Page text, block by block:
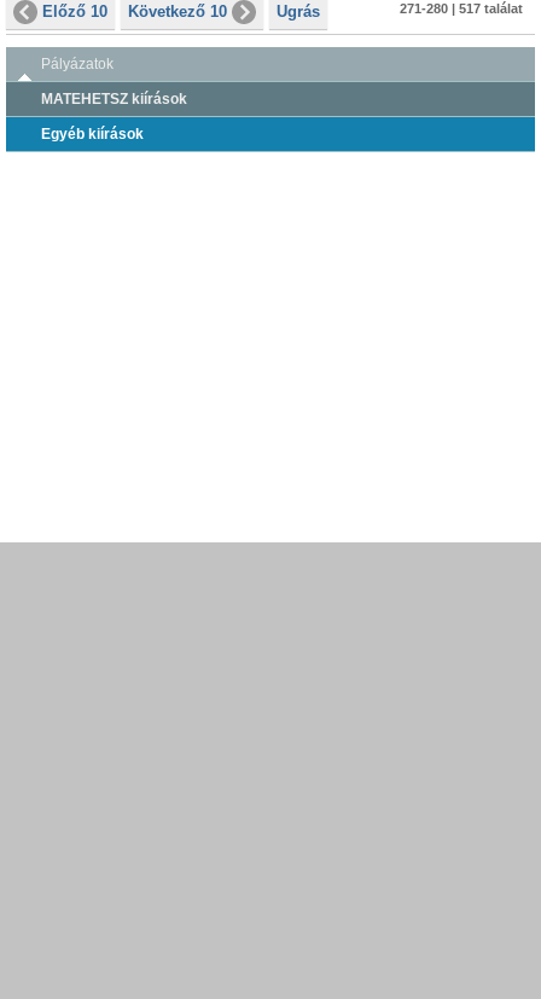
Előző 10 Következő 10 Ugrás 271-280 | 517 találat
Pályázatok
MATEHETSZ kiírások
Egyéb kiírások